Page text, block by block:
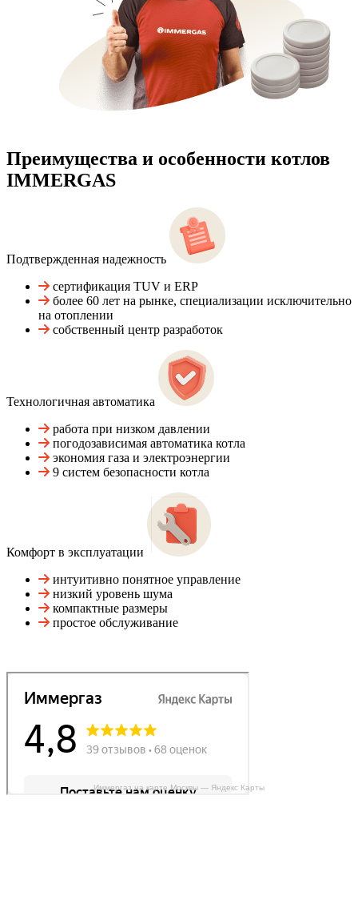
Преимущества и особенности котлов
IMMERGAS
Подтвержденная надежность
сертификация TUV и ERP
более 60 лет на рынке, специализации исключительно
на отоплении
собственный центр разработок
Технологичная автоматика
работа при низком давлении
погодозависимая автоматика котла
экономия газа и электроэнергии
9 систем безопасности котла
Комфорт в эксплуатации
интуитивно понятное управление
низкий уровень шума
компактные размеры
простое обслуживание
Иммергаз на карте Москвы — Яндекс Карты